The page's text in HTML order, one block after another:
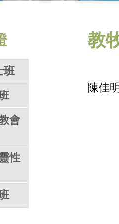
班
會
性
教
陳佳